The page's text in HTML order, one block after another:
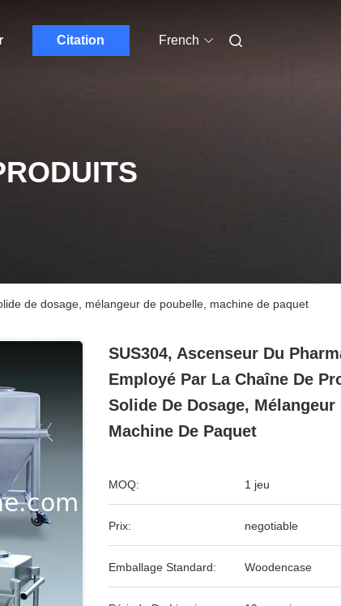
Citation French
de dosage, mélangeur de poubelle, machine de paquet
SUS304, Ascenseur Du
Employé Par La Chaîne De
Solide De Dosage, Mélangeur
Machine De Paquet
MOQ: 1 jeu
Prix: negotiable
Emballage Standard: Woodencase